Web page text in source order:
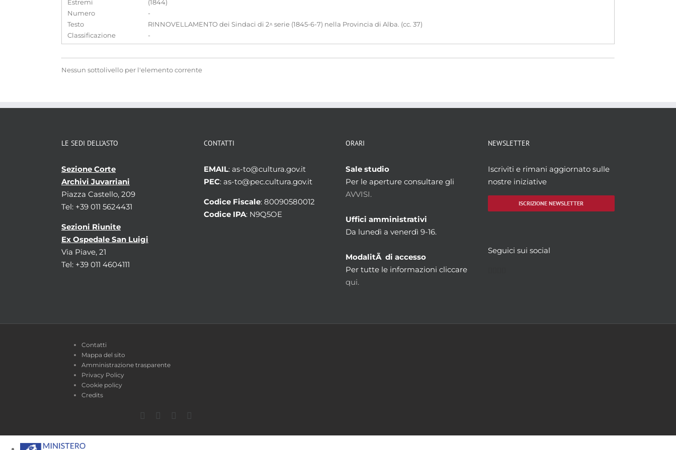
Estremi
(1844)
Numero
-
Testo
RINNOVELLAMENTO dei Sindaci di 2^ serie (1845-6-7) nella Provincia di Alba. (cc. 37)
Classificazione
-
Nessun sottolivello per l'elemento corrente
LE SEDI DELL’ASTO
Sezione Corte
Archivi Juvarriani
Piazza Castello, 209
Tel: +39 011 5624431
Sezioni Riunite
Ex Ospedale San Luigi
Via Piave, 21
Tel: +39 011 4604111
CONTATTI
EMAIL: as-to@cultura.gov.it
PEC: as-to@pec.cultura.gov.it
Codice Fiscale: 80090580012
Codice IPA: N9Q5OE
ORARI
Sale studio
Per le aperture consultare gli
AVVISI.
Uffici amministrativi
Da lunedì a venerdì 9-16.
ModalitÃ di accesso
Per tutte le informazioni cliccare
qui.
NEWSLETTER
Iscriviti e rimani aggiornato sulle
nostre iniziative
ISCRIZIONE NEWSLETTER
Seguici sui social
Contatti
Mappa del sito
Amministrazione trasparente
Privacy Policy
Cookie policy
Credits
Facebook
TwitterYouTube